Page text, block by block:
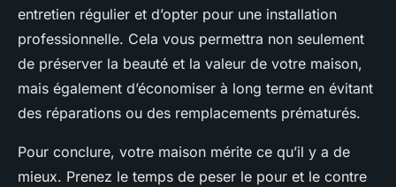
entretien régulier et d’opter pour une installation
professionnelle. Cela vous permettra non seulement
de préserver la beauté et la valeur de votre maison,
mais également d’économiser à long terme en évitant
des réparations ou des remplacements prématurés.
Pour conclure, votre maison mérite ce qu’il y a de
mieux. Prenez le temps de peser le pour et le contre